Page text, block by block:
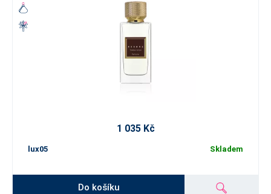
1 035 Kč
lux05 Skladem
Do košíku